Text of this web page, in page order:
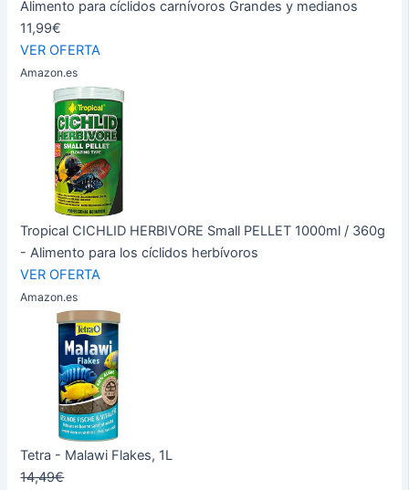
Alimento para cíclidos carnívoros Grandes y medianos
11,99€
VER OFERTA
Amazon.es
Tropical CICHLID HERBIVORE Small PELLET 1000ml / 360g
- Alimento para los cíclidos herbívoros
VER OFERTA
Amazon.es
Tetra - Malawi Flakes, 1L
14,49€